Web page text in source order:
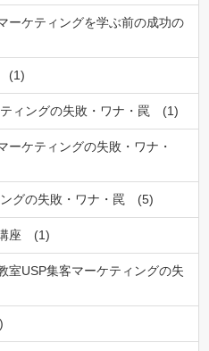
ーケティングを学ぶ前の成功の
(1)
ィングの失敗・ワナ・罠 (1)
ーケティングの失敗・ワナ・
グの失敗・ワナ・罠 (5)
座 (1)
室USP集客マーケティングの失